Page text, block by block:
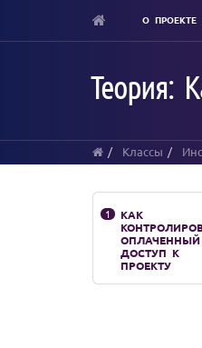
О ПРОЕКТЕ
Теория:
Классы
1
КАК
ОПЛАЧЕННЫЙ
ДОСТУП К
ПРОЕКТУ